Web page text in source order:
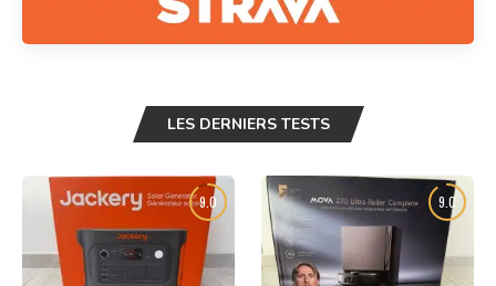
LES DERNIERS TESTS
9.0 9.0